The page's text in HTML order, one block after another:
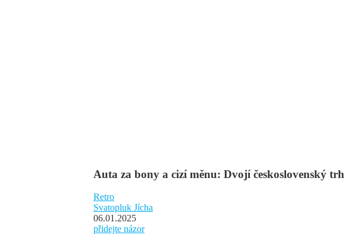
Auta za bony a cizí měnu: Dvojí československý
Retro
Svatopluk Jícha
06.01.2025
přidejte názor